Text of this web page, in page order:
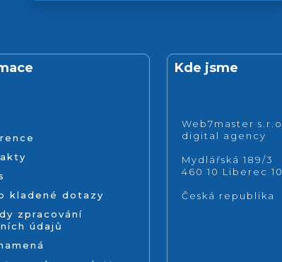
kladené dotazy
zpracování
údajů
Kde jsme
Web7master s.r.o.
digital agency
Mydlářská 189/3
460 10 Liberec 10
Česká republika